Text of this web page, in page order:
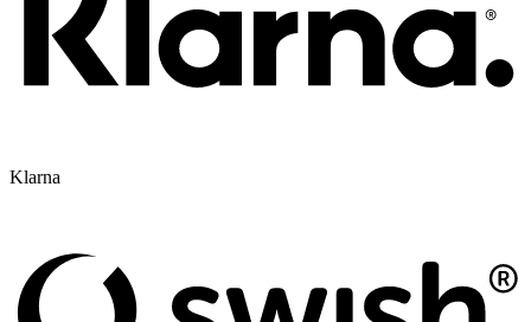
Klarna